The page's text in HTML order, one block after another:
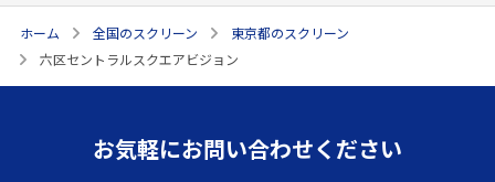
ホーム 全国のスクリーン
東京都のスクリーン
六区セントラルスクエアビジョン
お気軽にお問い合わせください